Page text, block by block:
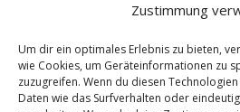
Zustimmung
Um dir ein optimales Erlebnis zu bieten,
wie Cookies, um Geräteinformationen zu
zuzugreifen. Wenn du diesen
Daten wie das Surfverhalten oder
Monteurzimmer Stralsund
Monteurzimmer Zarrendorf
Monteurzimmer Karnin bei
Monteurzimmer